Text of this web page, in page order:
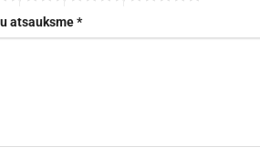
atsauksme*